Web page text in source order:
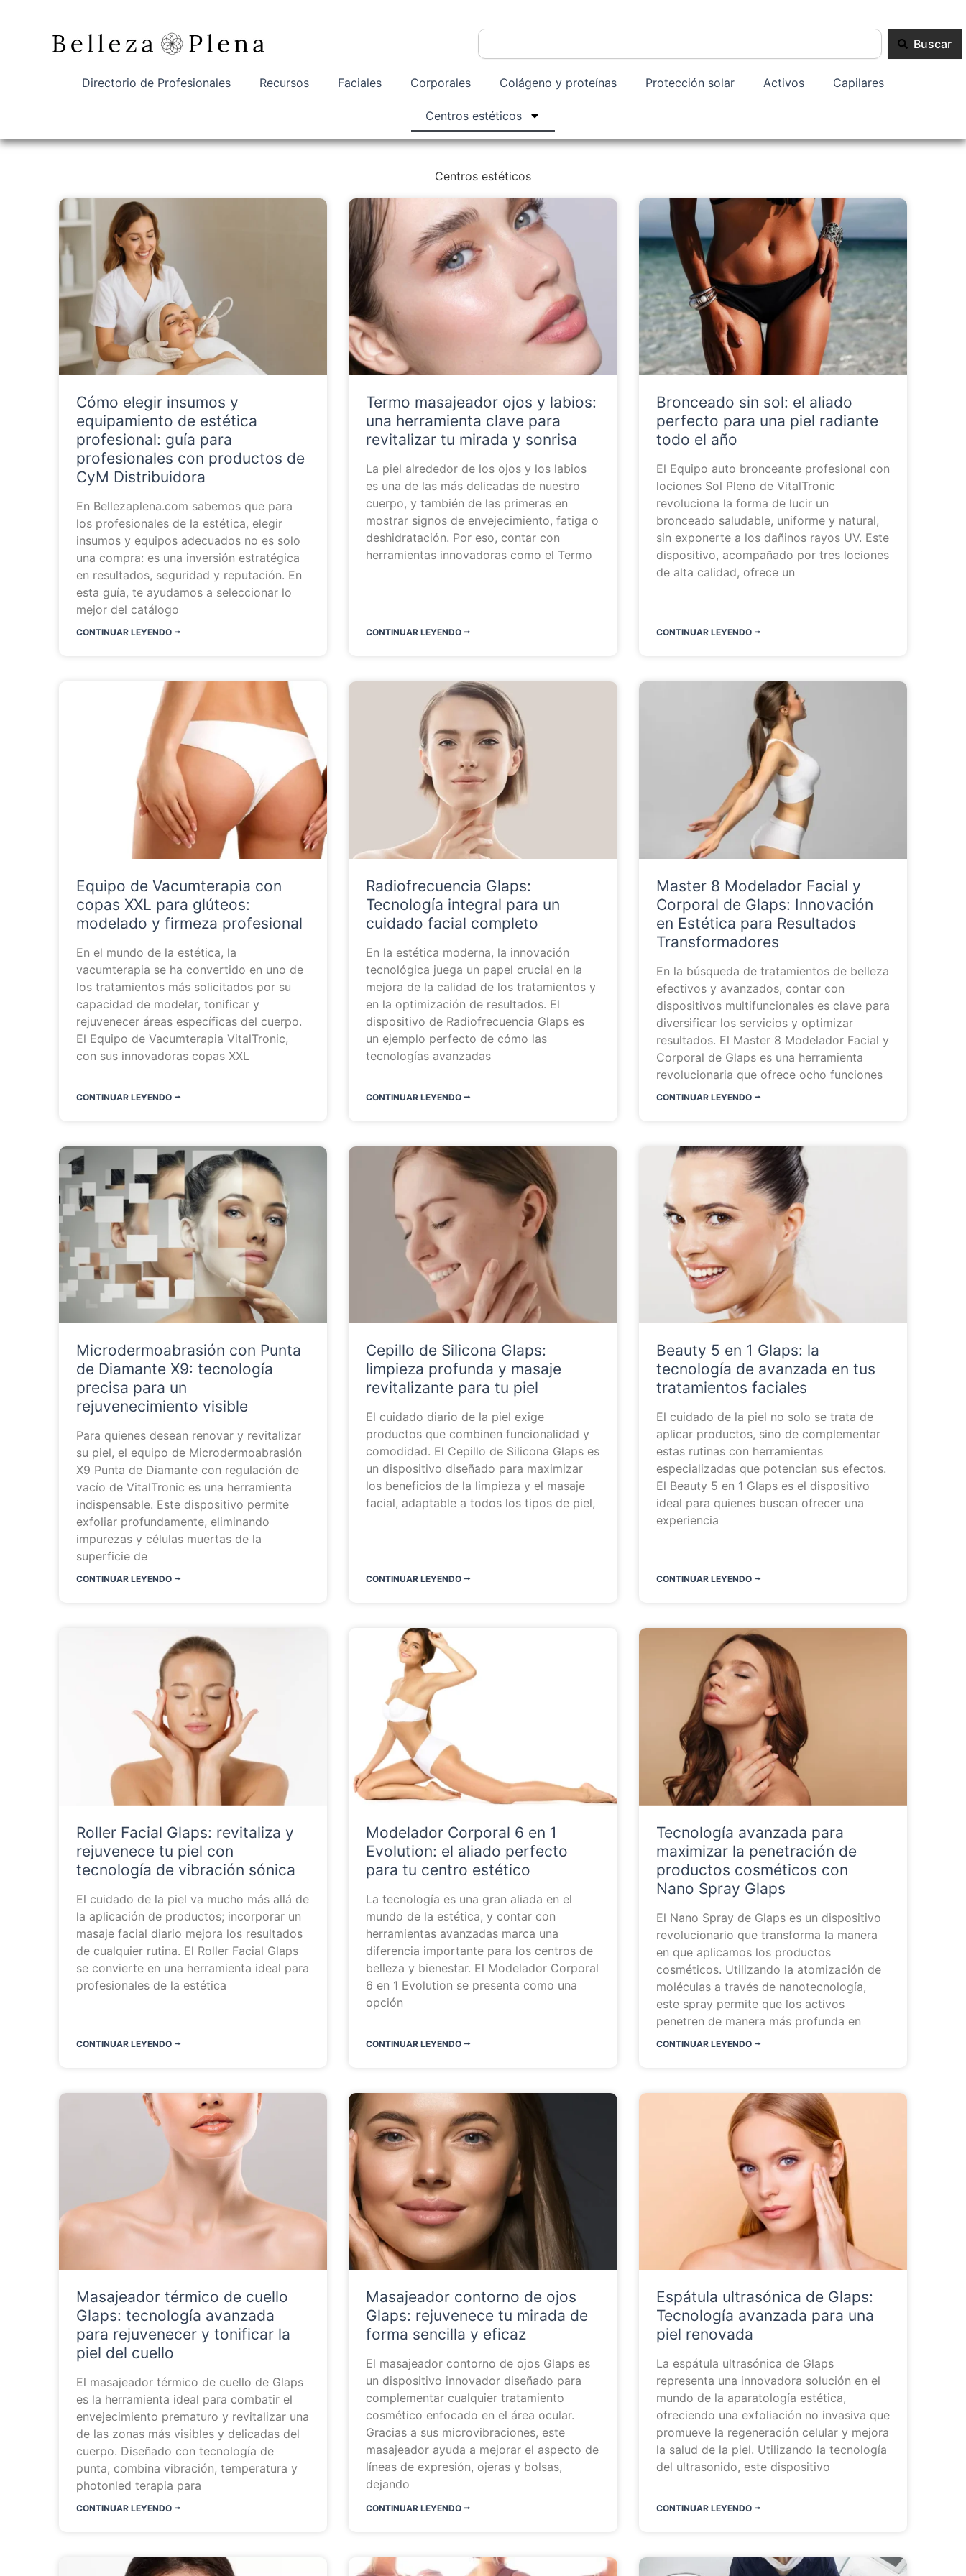
Buscar
Buscar
Directorio de Profesionales Recursos Faciales Corporales Colágeno y proteínas Protección solar Activos Capilares
Centros estéticos
Centros estéticos
Cómo elegir insumos y
equipamiento de estética
profesional: guía para
profesionales con productos de
CyM Distribuidora
En Bellezaplena.com sabemos que para
los profesionales de la estética, elegir
insumos y equipos adecuados no es solo
una compra: es una inversión estratégica
en resultados, seguridad y reputación. En
esta guía, te ayudamos a seleccionar lo
mejor del catálogo
CONTINUAR LEYENDO ⭬
Termo masajeador ojos y labios:
una herramienta clave para
revitalizar tu mirada y sonrisa
La piel alrededor de los ojos y los labios
es una de las más delicadas de nuestro
cuerpo, y también de las primeras en
mostrar signos de envejecimiento, fatiga o
deshidratación. Por eso, contar con
herramientas innovadoras como el Termo
CONTINUAR LEYENDO ⭬
Bronceado sin sol: el aliado
perfecto para una piel radiante
todo el año
El Equipo auto bronceante profesional con
lociones Sol Pleno de VitalTronic
revoluciona la forma de lucir un
bronceado saludable, uniforme y natural,
sin exponerte a los dañinos rayos UV. Este
dispositivo, acompañado por tres lociones
de alta calidad, ofrece un
CONTINUAR LEYENDO ⭬
Equipo de Vacumterapia con
copas XXL para glúteos:
modelado y firmeza profesional
En el mundo de la estética, la
vacumterapia se ha convertido en uno de
los tratamientos más solicitados por su
capacidad de modelar, tonificar y
rejuvenecer áreas específicas del cuerpo.
El Equipo de Vacumterapia VitalTronic,
con sus innovadoras copas XXL
CONTINUAR LEYENDO ⭬
Radiofrecuencia Glaps:
Tecnología integral para un
cuidado facial completo
En la estética moderna, la innovación
tecnológica juega un papel crucial en la
mejora de la calidad de los tratamientos y
en la optimización de resultados. El
dispositivo de Radiofrecuencia Glaps es
un ejemplo perfecto de cómo las
tecnologías avanzadas
CONTINUAR LEYENDO ⭬
Master 8 Modelador Facial y
Corporal de Glaps: Innovación
en Estética para Resultados
Transformadores
En la búsqueda de tratamientos de belleza
efectivos y avanzados, contar con
dispositivos multifuncionales es clave para
diversificar los servicios y optimizar
resultados. El Master 8 Modelador Facial y
Corporal de Glaps es una herramienta
revolucionaria que ofrece ocho funciones
CONTINUAR LEYENDO ⭬
Microdermoabrasión con Punta
de Diamante X9: tecnología
precisa para un
rejuvenecimiento visible
Para quienes desean renovar y revitalizar
su piel, el equipo de Microdermoabrasión
X9 Punta de Diamante con regulación de
vacío de VitalTronic es una herramienta
indispensable. Este dispositivo permite
exfoliar profundamente, eliminando
impurezas y células muertas de la
superficie de
CONTINUAR LEYENDO ⭬
Cepillo de Silicona Glaps:
limpieza profunda y masaje
revitalizante para tu piel
El cuidado diario de la piel exige
productos que combinen funcionalidad y
comodidad. El Cepillo de Silicona Glaps es
un dispositivo diseñado para maximizar
los beneficios de la limpieza y el masaje
facial, adaptable a todos los tipos de piel,
CONTINUAR LEYENDO ⭬
Beauty 5 en 1 Glaps: la
tecnología de avanzada en tus
tratamientos faciales
El cuidado de la piel no solo se trata de
aplicar productos, sino de complementar
estas rutinas con herramientas
especializadas que potencian sus efectos.
El Beauty 5 en 1 Glaps es el dispositivo
ideal para quienes buscan ofrecer una
experiencia
CONTINUAR LEYENDO ⭬
Roller Facial Glaps: revitaliza y
rejuvenece tu piel con
tecnología de vibración sónica
El cuidado de la piel va mucho más allá de
la aplicación de productos; incorporar un
masaje facial diario mejora los resultados
de cualquier rutina. El Roller Facial Glaps
se convierte en una herramienta ideal para
profesionales de la estética
CONTINUAR LEYENDO ⭬
Modelador Corporal 6 en 1
Evolution: el aliado perfecto
para tu centro estético
La tecnología es una gran aliada en el
mundo de la estética, y contar con
herramientas avanzadas marca una
diferencia importante para los centros de
belleza y bienestar. El Modelador Corporal
6 en 1 Evolution se presenta como una
opción
CONTINUAR LEYENDO ⭬
Tecnología avanzada para
maximizar la penetración de
productos cosméticos con
Nano Spray Glaps
El Nano Spray de Glaps es un dispositivo
revolucionario que transforma la manera
en que aplicamos los productos
cosméticos. Utilizando la atomización de
moléculas a través de nanotecnología,
este spray permite que los activos
penetren de manera más profunda en
CONTINUAR LEYENDO ⭬
Masajeador térmico de cuello
Glaps: tecnología avanzada
para rejuvenecer y tonificar la
piel del cuello
El masajeador térmico de cuello de Glaps
es la herramienta ideal para combatir el
envejecimiento prematuro y revitalizar una
de las zonas más visibles y delicadas del
cuerpo. Diseñado con tecnología de
punta, combina vibración, temperatura y
photonled terapia para
CONTINUAR LEYENDO ⭬
Masajeador contorno de ojos
Glaps: rejuvenece tu mirada de
forma sencilla y eficaz
El masajeador contorno de ojos Glaps es
un dispositivo innovador diseñado para
complementar cualquier tratamiento
cosmético enfocado en el área ocular.
Gracias a sus microvibraciones, este
masajeador ayuda a mejorar el aspecto de
líneas de expresión, ojeras y bolsas,
dejando
CONTINUAR LEYENDO ⭬
Espátula ultrasónica de Glaps:
Tecnología avanzada para una
piel renovada
La espátula ultrasónica de Glaps
representa una innovadora solución en el
mundo de la aparatología estética,
ofreciendo una exfoliación no invasiva que
promueve la regeneración celular y mejora
la salud de la piel. Utilizando la tecnología
del ultrasonido, este dispositivo
CONTINUAR LEYENDO ⭬